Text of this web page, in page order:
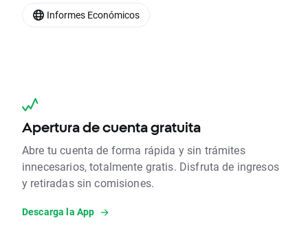
Apertura de cuenta gratuita
Abre tu cuenta de forma rápida y sin trámites
innecesarios, totalmente gratis. Disfruta de ingresos
y retiradas sin comisiones.
Descarga la App
Informes Económicos